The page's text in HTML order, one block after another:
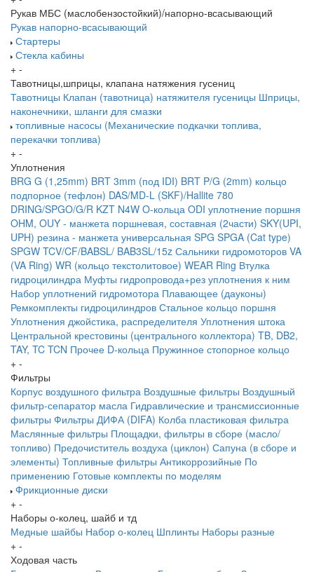
Рукав МБС (маслобензостойкий)/напорно-всасывающий
Рукав напорно-всасывающий
Стартеры
Стекла кабины
+ -
Тавотницы,шприцы, клапана натяжения гусениц
Тавотницы Клапан (тавотница) натяжителя гусеницы Шприцы,
наконечники, шланги для смазки
топливные насосы (Механические подкачки топлива,
перекачки топлива)
+ -
Уплотнения
BRG G (1,25mm) BRT 3mm (под IDI) BRT P/G (2mm) кольцо
подпорное (тефлон) DAS/MD-L (SKF)/Hallite 780
DRING/SPGO/G/R KZT N4W O-кольца ODI уплотнение поршня
OHM, OUY - манжета поршневая, составная (2части) SKY(UPI,
UPH) резина - манжета универсальная SPG SPGA (Cat type)
SPGW TCV/CF/BABSL/ BAB3SL/15z Сальники гидромоторов VA
(VA Ring) WR (кольцо текстолитовое) WEAR Ring Втулка
гидроцилиндра Муфты гидропровода+рез уплотнения к ним
Набор уплотнений гидромотора Плавающее (дауконы)
Ремкомплекты гидроцилиндров Стальное кольцо поршня
Уплотнения джойстика, распределителя Уплотнения штока
Центральной крестовины (центрального коллектора) TB, DB2,
TAY, TC TCN Прочее D-кольца Пружинное стопорное кольцо
+ -
Фильтры
Корпус воздушного фильтра Воздушные фильтры Воздушный
фильтр-сепаратор масла Гидравлические и трансмиссионные
фильтры Фильтры ДИФА (DIFA) Колба пластиковая фильтра
Маслянные фильтры Площадки, фильтры в сборе (масло/
топливо) Предочиститель воздуха (циклон) Сапуна (в сборе и
элементы) Топливные фильтры Антикоррозийные По
применению Готовые комплекты по моделям
Фрикционные диски
+ -
Наборы о-колец, шайб и тд
Медные шайбы Набор о-колец Шплинты Наборы разные
+ -
Ходовая часть